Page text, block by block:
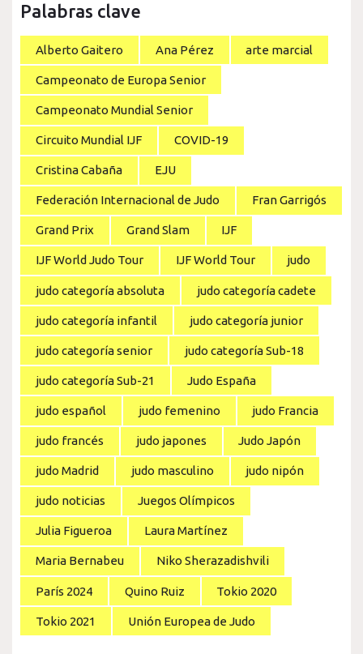
Palabras clave
Alberto Gaitero Ana Pérez arte marcial
Campeonato de Europa Senior
Campeonato Mundial Senior
Circuito Mundial IJF COVID-19
Cristina Cabaña EJU
Federación Internacional de Judo Fran Garrigós
Grand Prix Grand Slam IJF
IJF World Judo Tour IJF World Tour judo
judo categoría absoluta judo categoría cadete
judo categoría infantil judo categoría junior
judo categoría senior judo categoría Sub-18
judo categoría Sub-21 Judo España
judo español judo femenino judo Francia
judo francés judo japones Judo Japón
judo Madrid judo masculino judo nipón
judo noticias Juegos Olímpicos
Julia Figueroa Laura Martínez
Maria Bernabeu Niko Sherazadishvili
París 2024 Quino Ruiz Tokio 2020
Tokio 2021 Unión Europea de Judo